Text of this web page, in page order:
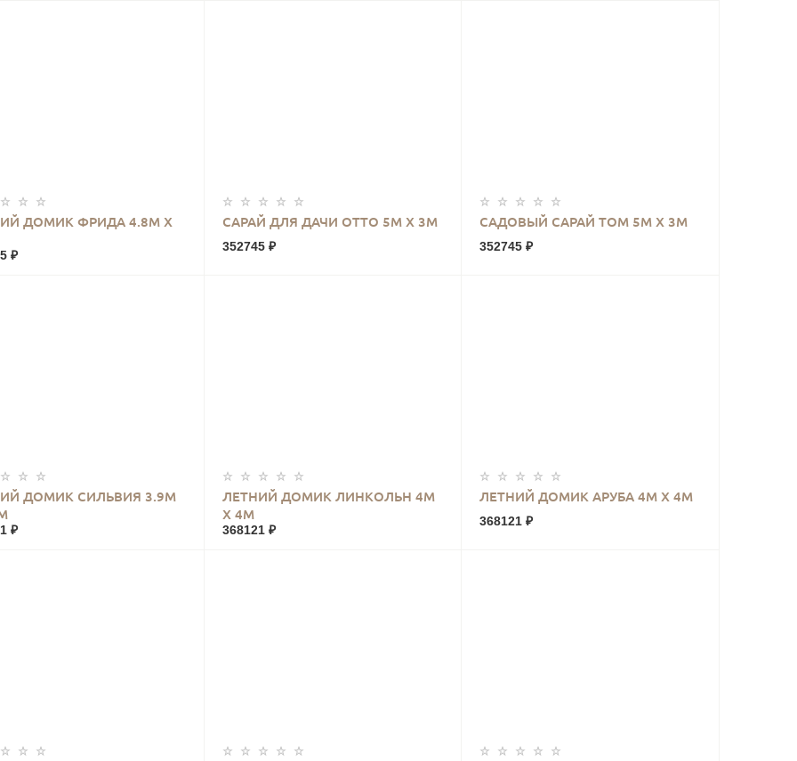
ДОМИК ФРИДА 4.8М Х
₽
КУПИТЬ САРАЙ ДЛЯ ДАЧИ ОТТО 5М Х 3М
352745 ₽
КУПИТЬ САДОВЫЙ САРАЙ ТОМ 5М Х 3М
352745 ₽
КУПИТЬ
ДОМИК СИЛЬВИЯ 3.9М
₽
КУПИТЬ
ЛЕТНИЙ ДОМИК ЛИНКОЛЬН 4М
Х 4М
368121 ₽
КУПИТЬ ЛЕТНИЙ ДОМИК АРУБА 4М Х 4М
368121 ₽
КУПИТЬ